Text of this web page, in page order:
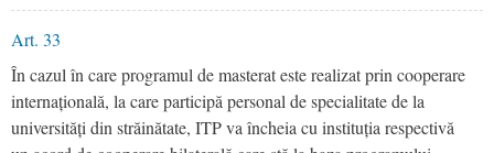
Art. 33
În cazul în care programul de masterat este realizat prin cooperare
internațională, la care participă personal de specialitate de la
universități din străinătate, ITP va încheia cu instituția respectivă